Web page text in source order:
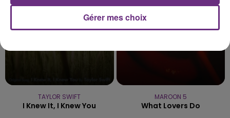
TAYLOR SWIFT
I Knew It, I Knew You
MAROON 5
What Lovers Do
Gérer mes choix